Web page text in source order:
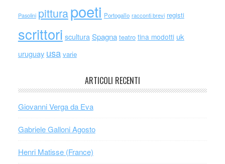
Pasolini pitturapoeti Portogallo racconti brevi registi
scrittori scultura Spagna teatro tina modotti uk
uruguay usa varie
ARTICOLI RECENTI
Giovanni Verga da Eva
Gabriele Galloni Agosto
Henri Matisse (France)